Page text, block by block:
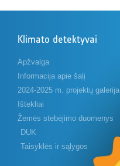
Klimato detektyvai
Apžvalga
Informacija apie šalį
2024-2025 m. projektų galerija
Ištekliai
Žemės stebėjimo duomenys
DUK
Taisyklės ir sąlygos